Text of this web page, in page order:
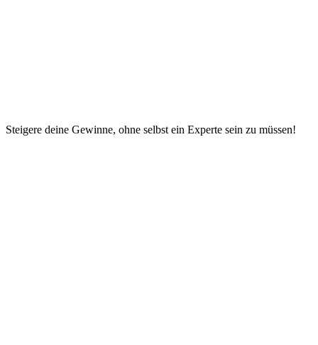
Steigere deine Gewinne, ohne selbst ein Experte sein zu müssen!